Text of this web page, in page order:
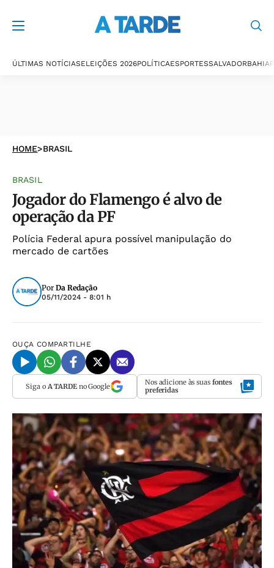
ÚLTIMAS NOTÍCIASELEIÇÕES 2026POLÍTICAESPORTESSALVADORBAHIA
HOME>BRASIL
BRASIL
Jogador do Flamengo é alvo de
operação da PF
Polícia Federal apura possível manipulação do
mercado de cartões
Por Da Redação
05/11/2024 - 8:01 h
OUÇA COMPARTILHE
Siga o A TARDEno Google Nos adicione às suas fontes
preferidas